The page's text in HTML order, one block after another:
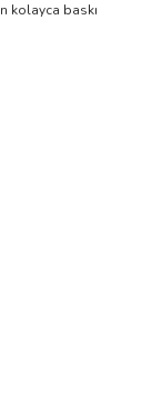
kolayca baskı